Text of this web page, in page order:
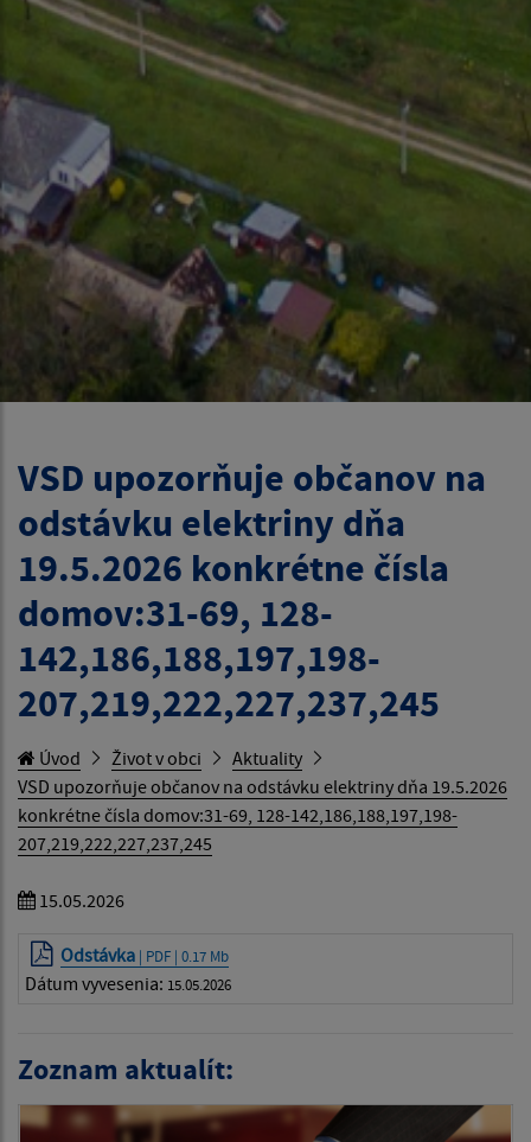
VSD upozorňuje občanov na
odstávku elektriny dňa
19.5.2026 konkrétne čísla
domov:31-69, 128-
142,186,188,197,198-
207,219,222,227,237,245
Úvod Život v obci
Aktuality
VSD upozorňuje občanov na odstávku elektriny dňa 19.5.2026
konkrétne čísla domov:31-69, 128-142,186,188,197,198-
207,219,222,227,237,245
15.05.2026
Odstávka | PDF | 0.17 Mb
Dátum vyvesenia: 15.05.2026
Zoznam aktualít: